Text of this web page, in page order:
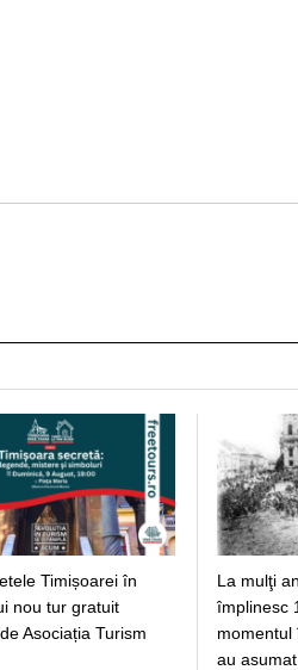
Timișoarei în
nou tur gratuit
Asociația Turism
La mulţi
împlinesc
momentul
au